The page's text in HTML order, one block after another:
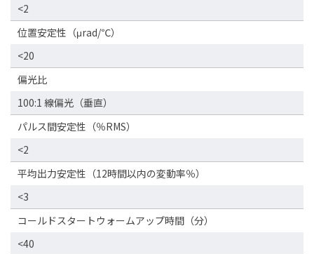
<2
位置安定性（μrad/℃）
<20
偏光比
100:1 線偏光（垂直）
パルス間安定性（％RMS）
<2
平均出力安定性（12時間以内の変動率％）
<3
コールドスタートウォームアップ時間（分）
<40